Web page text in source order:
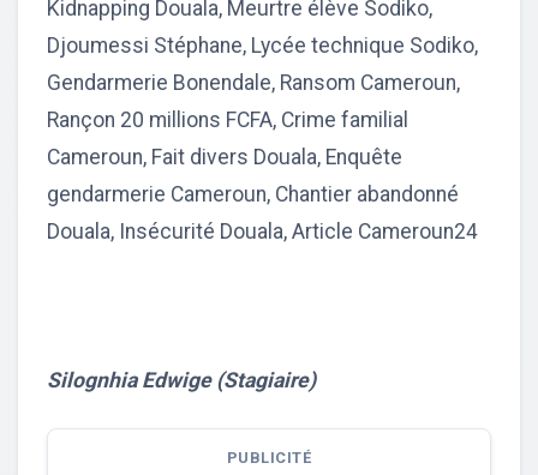
Kidnapping Douala, Meurtre élève Sodiko,
Djoumessi Stéphane, Lycée technique Sodiko,
Gendarmerie Bonendale, Ransom Cameroun,
Rançon 20 millions FCFA, Crime familial
Cameroun, Fait divers Douala, Enquête
gendarmerie Cameroun, Chantier abandonné
Douala, Insécurité Douala, Article Cameroun24
Silognhia Edwige (Stagiaire)
PUBLICITÉ